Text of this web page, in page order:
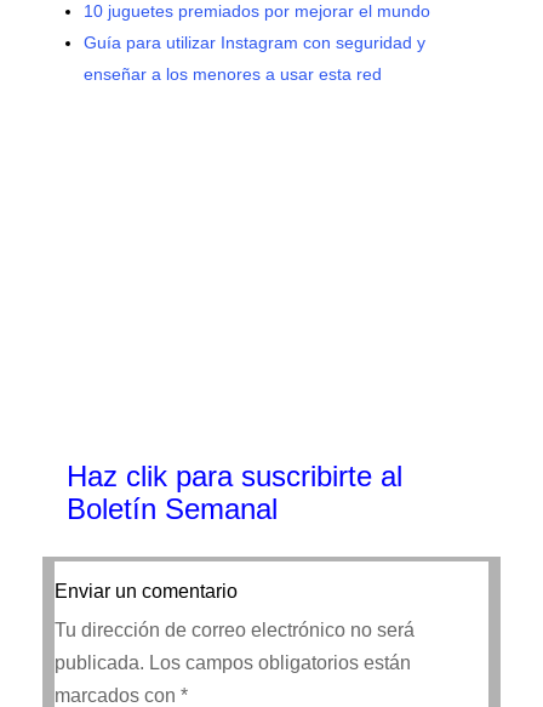
10 juguetes premiados por mejorar el mundo
Guía para utilizar Instagram con seguridad y
enseñar a los menores a usar esta red
Haz clik para suscribirte al
Boletín Semanal
Enviar un comentario
Tu dirección de correo electrónico no será
publicada. Los campos obligatorios están
marcados con *